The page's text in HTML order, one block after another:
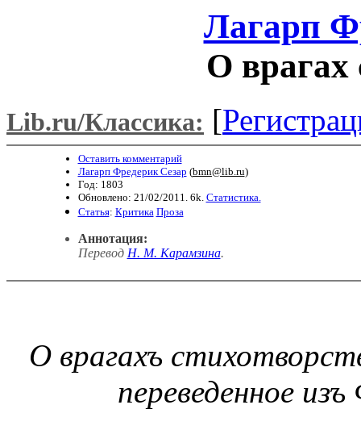
Лагарп
О врагах
Lib.ru/Классика: [
Оставить комментарий
Лагарп Фредерик Сезар (bmn@lib.ru)
Год: 1803
Обновлено: 21/02/2011. 6k. Статистика.
Статья: Критика Проза
Аннотация:
Перевод Н. М. Карамзина.
О врагахъ
переведенное